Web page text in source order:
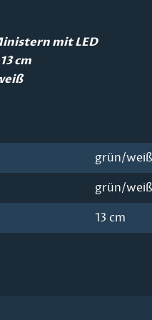
mit LED
cm
grün/weiß
grün/weiß
13 cm